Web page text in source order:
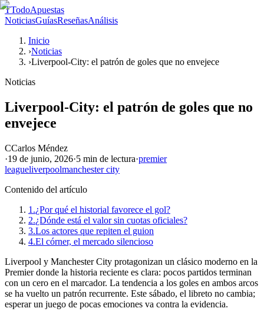
TTodoApuestas
NoticiasGuíasReseñasAnálisis
Inicio
›Noticias
›Liverpool-City: el patrón de goles que no envejece
Noticias
Liverpool-City: el patrón de goles que no
envejece
CCarlos Méndez
·19 de junio, 2026·5 min de lectura·premier
leagueliverpoolmanchester city
Contenido del artículo
1.¿Por qué el historial favorece el gol?
2.¿Dónde está el valor sin cuotas oficiales?
3.Los actores que repiten el guion
4.El córner, el mercado silencioso
Liverpool y Manchester City protagonizan un clásico moderno en la
Premier donde la historia reciente es clara: pocos partidos terminan
con un cero en el marcador. La tendencia a los goles en ambos arcos
se ha vuelto un patrón recurrente. Este sábado, el libreto no cambia;
esperar un juego de pocas emociones va contra la evidencia.